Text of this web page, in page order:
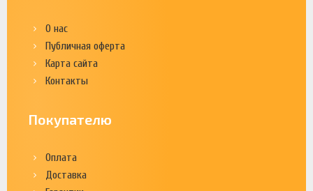
О нас
Публичная оферта
Карта сайта
Контакты
Покупателю
Оплата
Доставка